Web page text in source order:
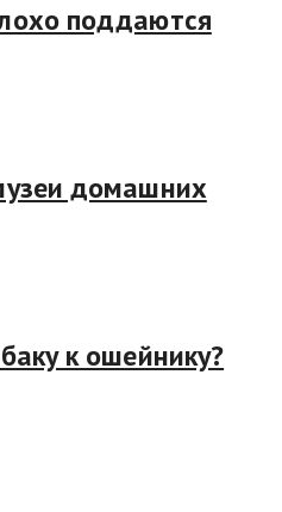
поддаются
домашних
к ошейнику?